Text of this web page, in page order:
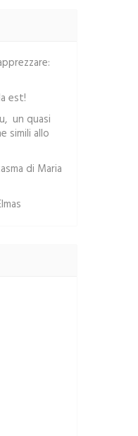
est!
un quasi
simili allo
di Maria